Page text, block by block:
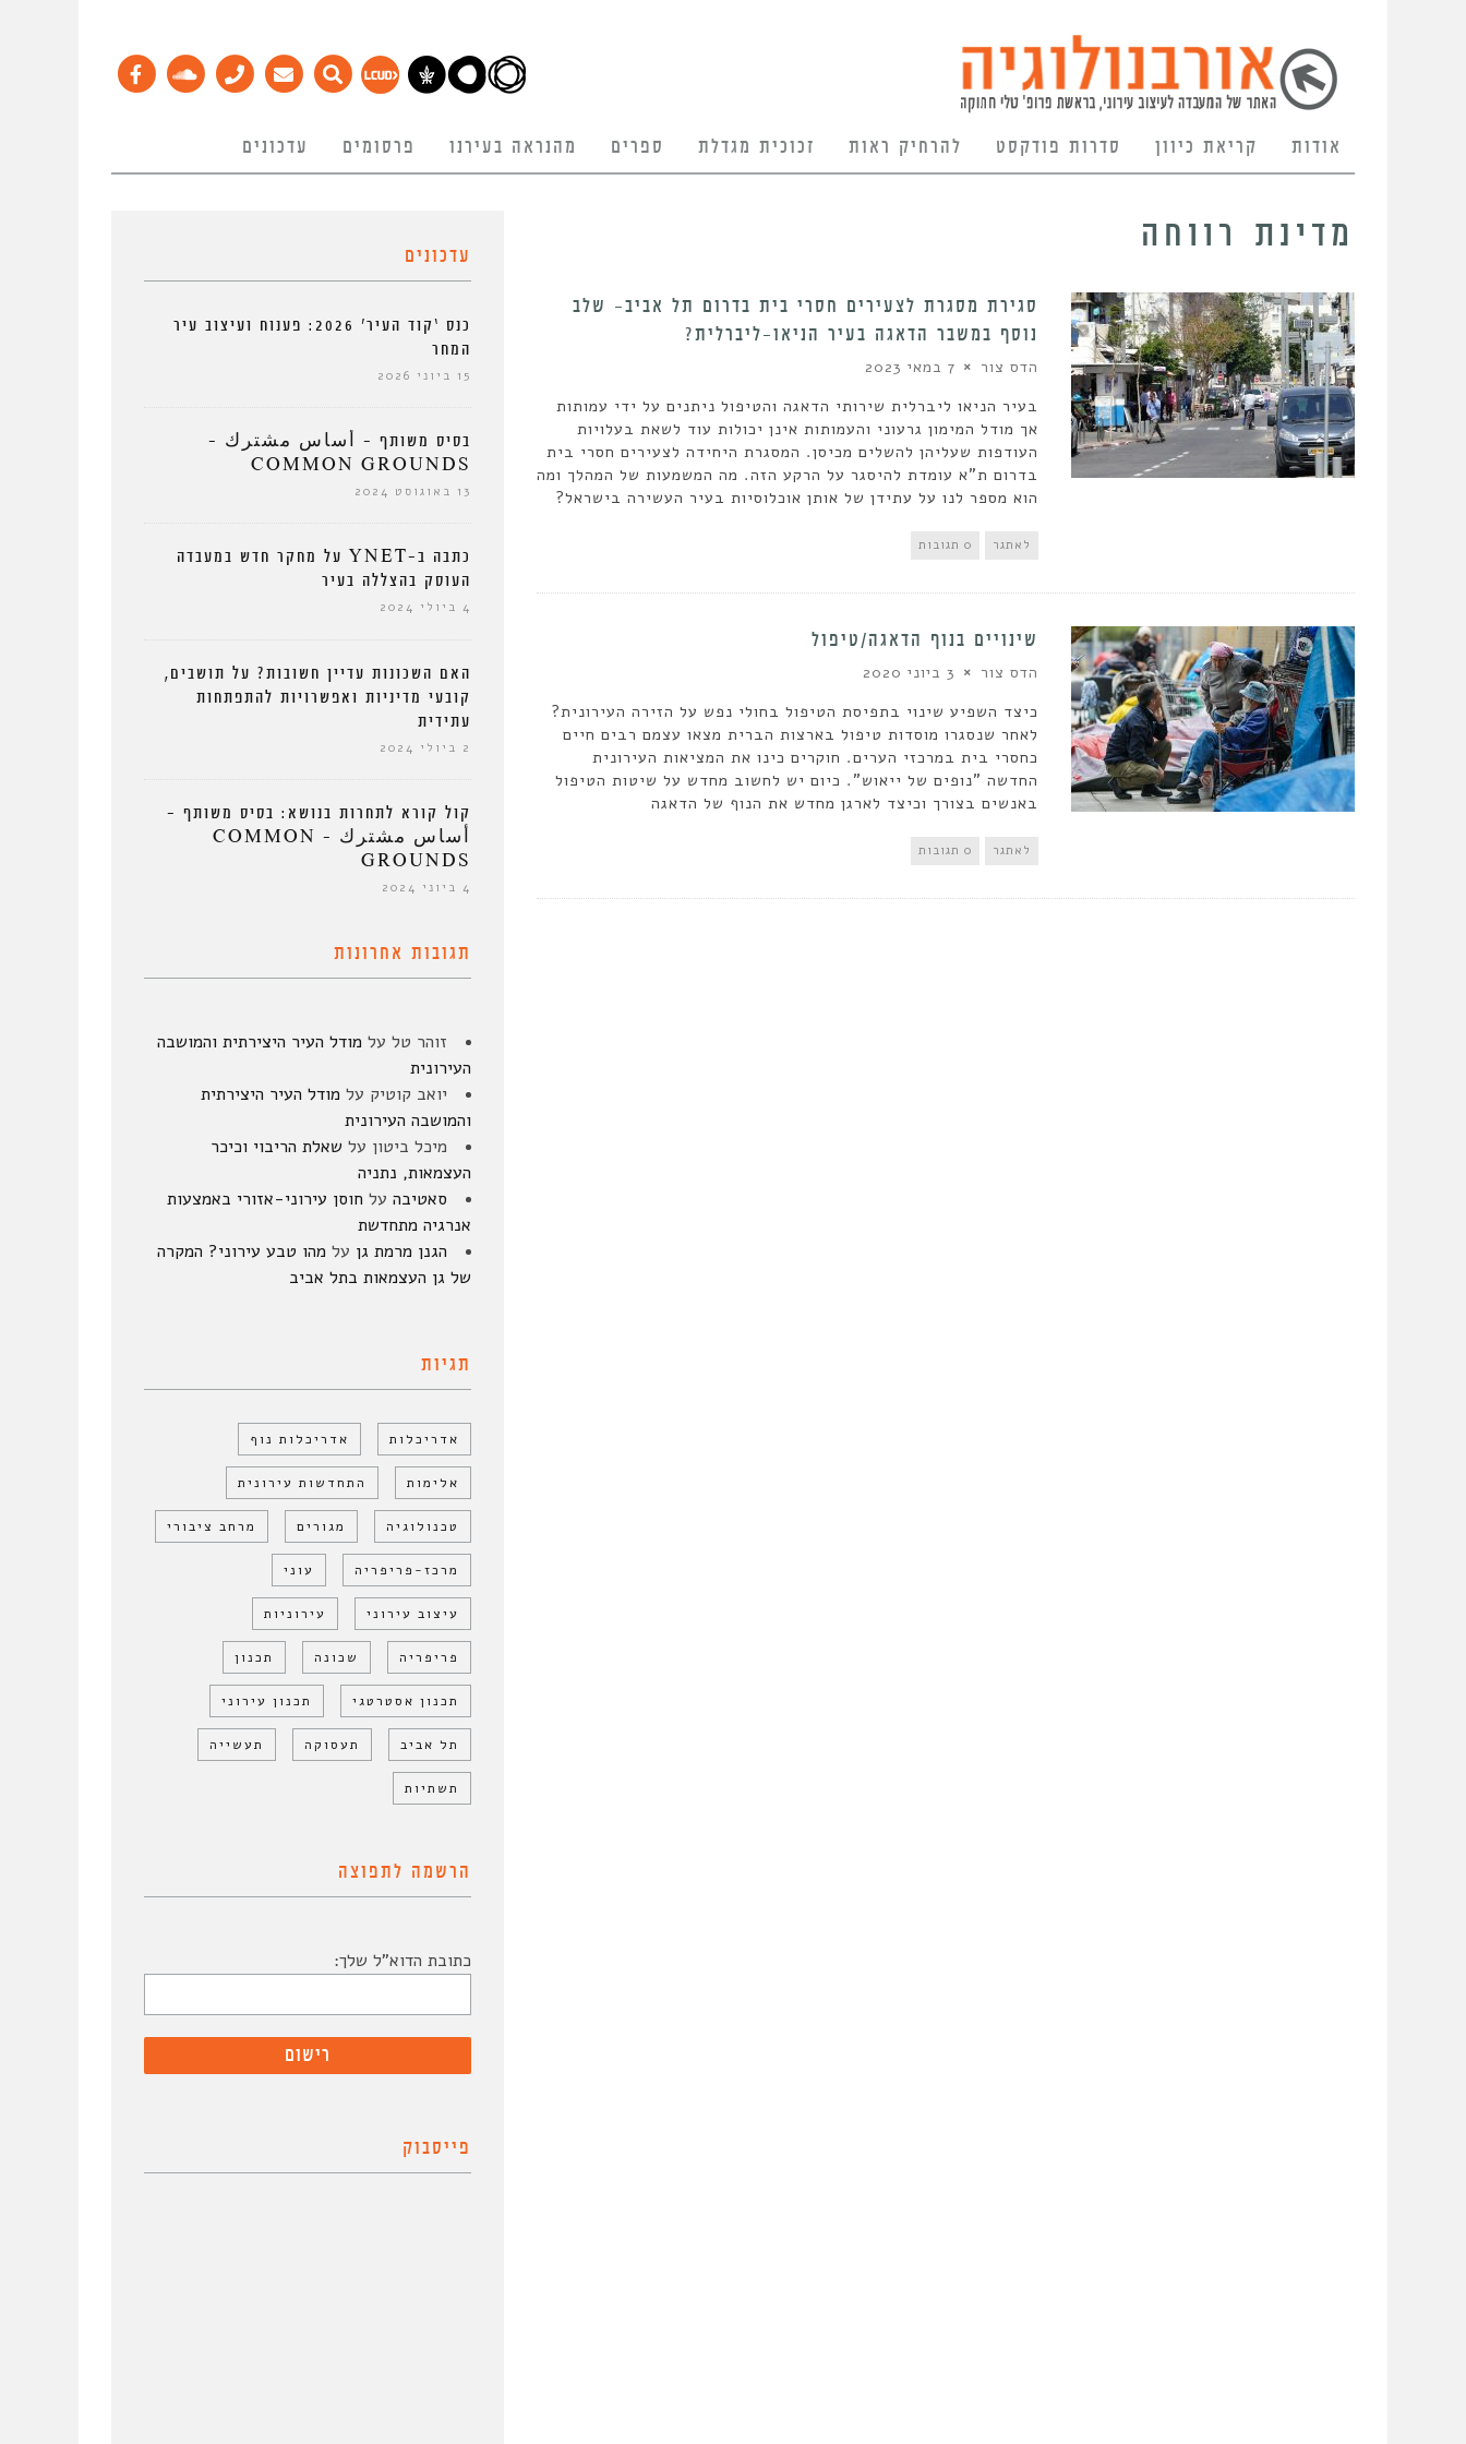
אודות קריאת כיוון סדרות פודקסט להרחיק ראות זכוכית מגדלת ספרים מהנראה בעירנו פרסומים עדכונים
מדינת רווחה
סגירת מסגרת לצעירים חסרי בית בדרום תל אביב- שלב
נוסף במשבר הדאגה בעיר הניאו-ליברלית?
הדס צור 7 במאי 2023
בעיר הניאו ליברלית שירותי הדאגה והטיפול ניתנים על ידי עמותות
אך מודל המימון גרעוני והעמותות אינן יכולות עוד לשאת בעלויות
העודפות שעליהן להשלים מכיסן. המסגרת היחידה לצעירים חסרי בית
בדרום ת"א עומדת להיסגר על הרקע הזה. מה המשמעות של המהלך ומה
הוא מספר לנו על עתידן של אותן אוכלוסיות בעיר העשירה בישראל?
לאתגר 0 תגובות
שינויים בנוף הדאגה/טיפול
הדס צור 3 ביוני 2020
כיצד השפיע שינוי בתפיסת הטיפול בחולי נפש על הזירה העירונית?
לאחר שנסגרו מוסדות טיפול בארצות הברית מצאו עצמם רבים חיים
כחסרי בית במרכזי הערים. חוקרים כינו את המציאות העירונית
החדשה "נופים של ייאוש". כיום יש לחשוב מחדש על שיטות הטיפול
באנשים בצורך וכיצד לארגן מחדש את הנוף של הדאגה
לאתגר 0 תגובות
עדכונים
כנס ‘קוד העיר’ 2026: פענוח ועיצוב עיר
המחר
15 ביוני 2026
בסיס משותף – أساس مشترك –
COMMON GROUNDS
13 באוגוסט 2024
כתבה ב-YNET על מחקר חדש במעבדה
העוסק בהצללה בעיר
4 ביולי 2024
האם השכונות עדיין חשובות? על תושבים,
קובעי מדיניות ואפשרויות להתפתחות
עתידית
2 ביולי 2024
קול קורא לתחרות בנושא: בסיס משותף –
أساس مشترك – COMMON
GROUNDS
4 ביוני 2024
תגובות אחרונות
זוהר טל על מודל העיר היצירתית והמושבה
העירונית
יואב קוטיק על מודל העיר היצירתית
והמושבה העירונית
מיכל ביטון על שאלת הריבוי וכיכר
העצמאות, נתניה
סאטיבה על חוסן עירוני-אזורי באמצעות
אנרגיה מתחדשת
הגנן מרמת גן על מהו טבע עירוני? המקרה
של גן העצמאות בתל אביב
תגיות
אדריכלות אדריכלות נוף
אלימות התחדשות עירונית
טכנולוגיה מגורים מרחב ציבורי
מרכז-פריפריה עוני
עיצוב עירוני עירוניות
פריפריה שכונה תכנון
תכנון אסטרטגי תכנון עירוני
תל אביב תעסוקה תעשייה
תשתיות
הרשמה לתפוצה
כתובת הדוא"ל שלך:
פייסבוק